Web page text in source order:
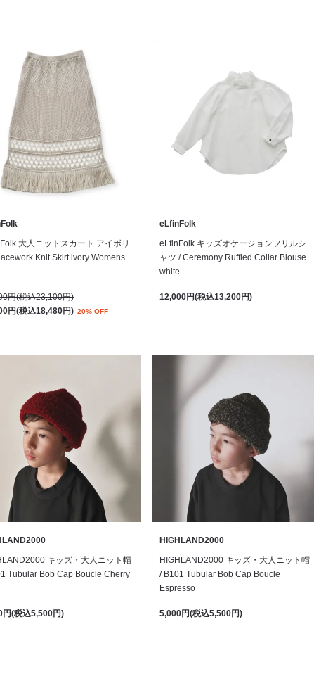
大人ニットスカート アイボリ
Knit Skirt ivory Womens
円(税込23,100円)
円(税込18,480円) 20% OFF
eLfinFolk
eLfinFolk キッズオケージョンフリルシ
ャツ / Ceremony Ruffled Collar Blouse
white
12,000円(税込13,200円)
キッズ・大人ニット帽
Tubular Bob Cap Boucle Cherry
円(税込5,500円)
HIGHLAND2000
HIGHLAND2000 キッズ・大人ニット帽
/ B101 Tubular Bob Cap Boucle
Espresso
5,000円(税込5,500円)